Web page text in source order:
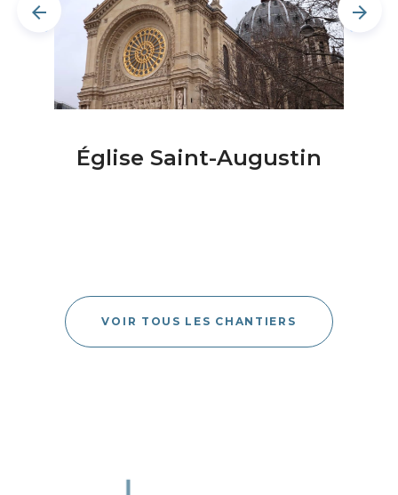
Église Saint-Augustin
arrow_back arrow_forward
VOIR TOUS LES CHANTIERS